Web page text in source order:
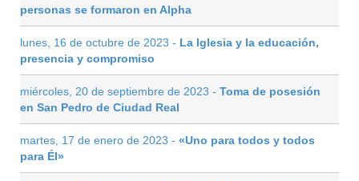
personas se formaron en Alpha
lunes, 16 de octubre de 2023 - La Iglesia y la educación,
presencia y compromiso
miércoles, 20 de septiembre de 2023 - Toma de posesión
en San Pedro de Ciudad Real
martes, 17 de enero de 2023 - «Uno para todos y todos
para Él»